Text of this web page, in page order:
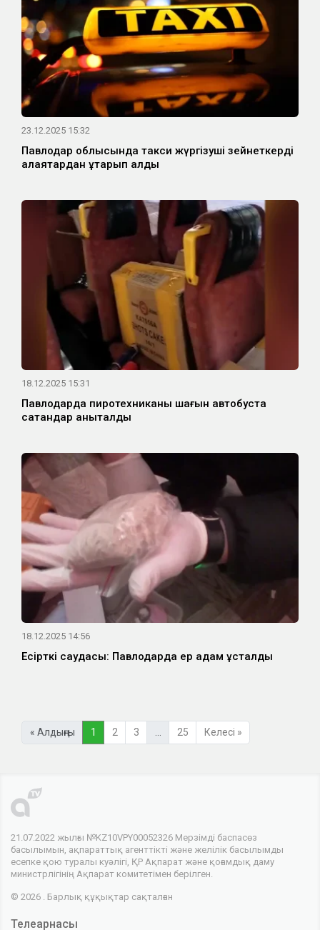
23.12.2025 15:32
Павлодар облысында такси жүргізуші зейнеткерді
алаяқтардан құтқарып қалды
18.12.2025 15:31
Павлодарда пиротехниканы шағын автобуста
сатқандар анықталды
18.12.2025 14:56
Есірткі саудасы: Павлодарда ер адам ұсталды
« Алдыңғы 1 2 3 25 Келесі »
21.07.2022 жылғы №KZ10VPY00052326 Мерзімді баспасөз
басылымын, ақпараттық агенттікті және желілік басылымды
есепке қою туралы куәлігі, ҚР Ақпарат және қоғамдық даму
министрлігінің Ақпарат комитетімен берілген.
© 2026 . Барлық құқықтар сақталған
Телеарнасы